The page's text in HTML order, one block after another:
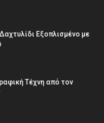
Εξοπλισμένο με
Τέχνη από τον